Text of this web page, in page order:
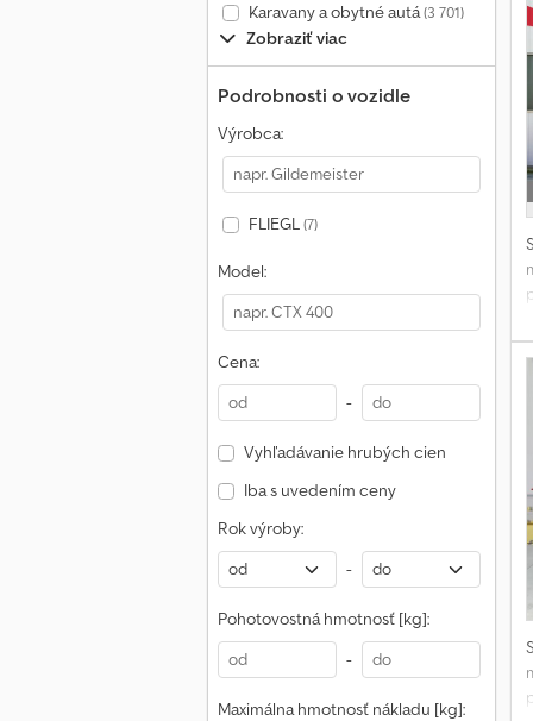
Karavany a obytné autá(3 701)
Zobraziť viac
Podrobnosti o vozidle
Výrobca:
FLIEGL(7)
Model:
Cena:
-
Vyhľadávanie hrubých cien
Iba s uvedením ceny
Rok výroby:
-
Pohotovostná hmotnosť [kg]:
-
Maximálna hmotnosť nákladu [kg]: